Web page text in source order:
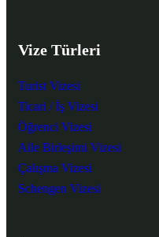
Vize Türleri
Turist Vizesi
Ticari / İş Vizesi
Öğrenci Vizesi
Aile Birleşimi Vizesi
Çalışma Vizesi
Schengen Vizesi